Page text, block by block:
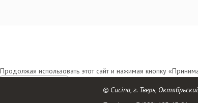
© Cucina, г. Тверь,
Продолжая использовать этот сайт и нажимая кнопку